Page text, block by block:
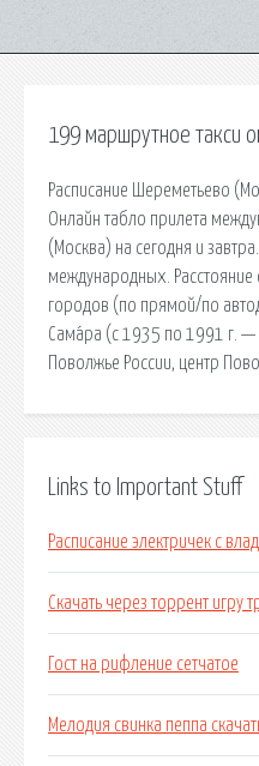
199 маршрутное такси
Расписание Шереметьево
Онлайн табло прилета
(Москва) на сегодня и
международных.
городов (по прямой/по
Сама́ра (с 1935 по 1991 г.
Поволжье России, центр
Links to Important Stuff
Расписание электричек с
Скачать через торрент игру
Гост на рифление сетчатое
Мелодия свинка пеппа